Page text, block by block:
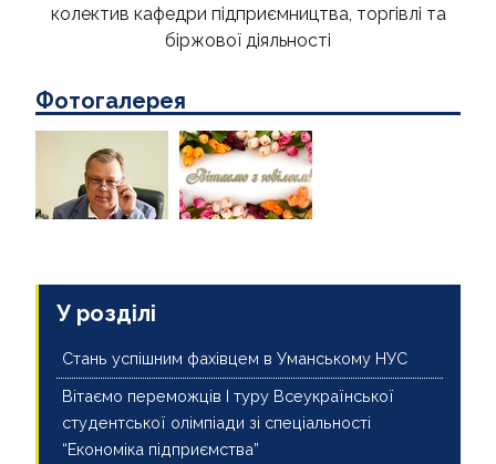
колектив кафедри підприємництва, торгівлі та
біржової діяльності
Фотогалерея
У розділі
Стань успішним фахівцем в Уманському НУС
Вітаємо переможців І туру Всеукраїнської
студентської олімпіади зі спеціальності
“Економіка підприємства”